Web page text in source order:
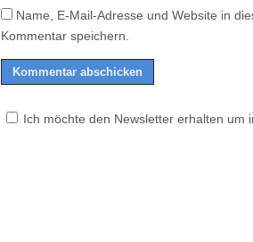
Name, E-Mail-Adresse und Website in
Kommentar speichern.
Ich möchte den Newsletter erhalten um